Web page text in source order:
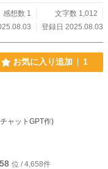
感想数 1
文字数 1,012
登録日 2025.08.03
お気に入り追加 1
ャットGPT作)
位 / 4,658件